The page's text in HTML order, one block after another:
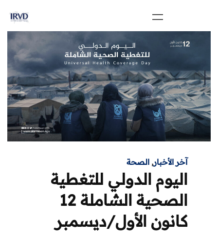
آخر الأخبار, الصحة
اليوم الدولي للتغطية
الصحية الشاملة 12
كانون الأول/ديسمبر